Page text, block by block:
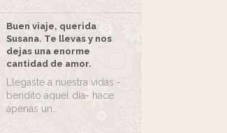
Buen viaje, querida
Susana. Te llevas y nos
dejas una enorme
cantidad de amor.
Llegaste a nuestra vidas -
bendito aquel día- hace
apenas un…